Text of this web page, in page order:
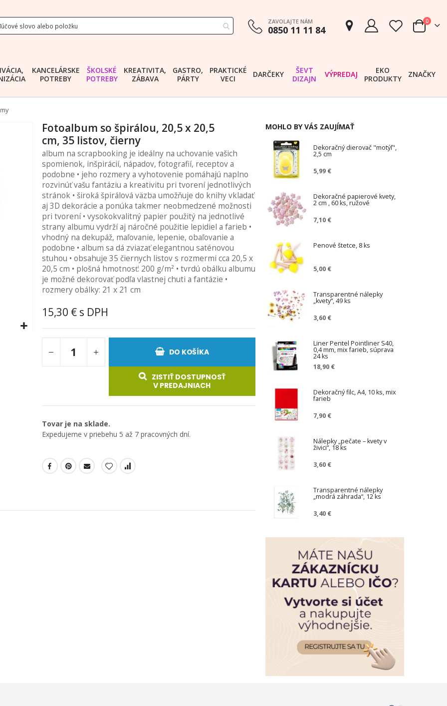
ZAVOLAJTE NÁM
0850 11 11 84 Cart
0
KANCELÁRSKE
POTREBY
ŠKOLSKÉ
POTREBY
KREATIVITA,
ZÁBAVA
GASTRO,
PÁRTY
PRAKTICKÉ
VECI
DARČEKY
ŠEVT
DIZAJN
VÝPREDAJ
EKO
PRODUKTY
ZNAČKY
Fotoalbum so špirálou, 20,5 x 20,5
cm, 35 listov, čierny
album na scrapbooking je ideálny na uchovanie vašich
spomienok, inšpirácií, nápadov, fotografií, receptov a
podobne • jeho rozmery a vyhotovenie pomáhajú naplno
rozvinúť vašu fantáziu a kreativitu pri tvorení jednotlivých
stránok • široká špirálová väzba umožňuje do knihy vkladať
aj 3D dekorácie a ponúka takmer neobmedzené možnosti
pri tvorení • vysokokvalitný papier použitý na jednotlivé
strany albumu vydrží aj náročné použitie lepidiel a farieb •
vhodný na dekupáž, maľovanie, lepenie, obaľovanie a
podobne • album sa dá zviazať elegantnou saténovou
stuhou • obsahuje 35 čiernych listov s rozmermi cca 20,5 x
20,5 cm • plošná hmotnosť: 200 g/m² • tvrdú obálku albumu
je možné dekorovať podľa vlastnej chuti a fantázie •
rozmery obálky: 21 x 21 cm
15,30 €
DO KOŠÍKA
ZISTIŤ DOSTUPNOSŤ
V PREDAJNIACH
Tovar je na sklade.
Expedujeme v priebehu 5 až 7 pracovných dní.
MOHLO BY VÁS ZAUJÍMAŤ
Dekoračný dierovač "motýľ",
2,5 cm
5,99 €
Dekoračné papierové kvety,
2 cm , 60 ks, ružové
7,10 €
Penové štetce, 8 ks
5,00 €
Transparentné nálepky
„kvety“, 49 ks
3,60 €
Liner Pentel Pointliner S40,
0,4 mm, mix farieb, súprava
24 ks
18,90 €
Dekoračný filc, A4, 10 ks, mix
farieb
7,90 €
Nálepky „pečate – kvety v
živici“, 18 ks
3,60 €
Transparentné nálepky
„modrá záhrada“, 12 ks
3,40 €